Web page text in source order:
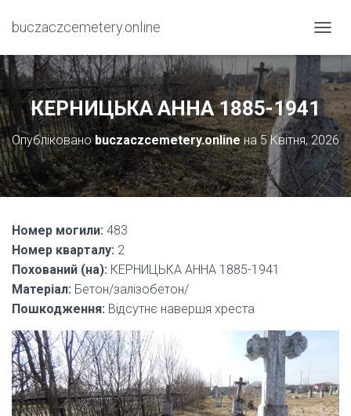
buczaczcemetery.online
Е
Р
Е
М
К
Н
У
И
Н
КЕРНИЦЬКА АННА 1885-1941
Опублікованоbuczaczcemetery.onlineна5 Квітня, 2026
Номер могили: 483
Номер кварталу: 2
Похований (на): КЕРНИЦЬКА АННА 1885-1941
Матеріал: Бетон/залізобетон/
Пошкодження: Відсутнє навершя хреста